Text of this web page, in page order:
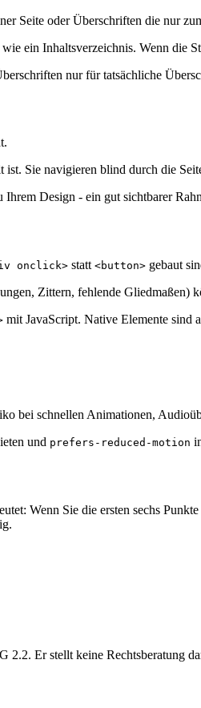
Seite oder Überschriften die nur
ein Inhaltsverzeichnis. Wenn die
nur für tatsächliche
ist. Sie navigieren blind durch die
Ihrem Design - ein gut sichtbarer
onclick> statt <button> gebaut
Zittern, fehlende Gliedmaßen)
mit JavaScript. Native Elemente sind
bei schnellen Animationen,
und prefers-reduced-motion
Wenn Sie die ersten sechs
2.2. Er stellt keine Rechtsberatung